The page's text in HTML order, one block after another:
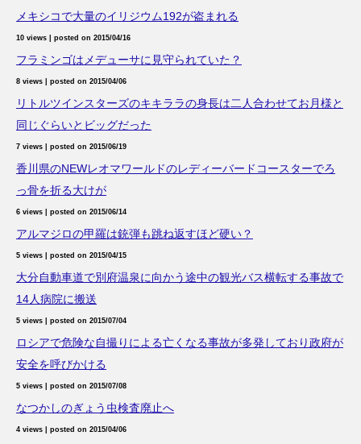
メキシコで大量のイリジウム192が盗まれる
10 views posted on 2015/04/16
フラミンゴはメデューサに見守られていた？
8 views posted on 2015/04/06
リトルツインスターズのキキララの身長は二人合わせてお月様と
同じぐらいとビッグだった
7 views posted on 2015/06/19
香川県のNEWレオマワールドのレディーバードコースターでろ
っ骨を折る大けが
6 views posted on 2015/06/14
アルマジロの甲羅は銃弾も跳ね返すほど硬い？
5 views posted on 2015/04/15
大分自動車道で別府温泉に向かう途中の観光バス横転する事故で
14人病院に搬送
5 views posted on 2015/07/04
ロシアで危険な自撮りによる亡くなる事故が多発しており政府が
安全を呼びかける
5 views posted on 2015/07/08
なつかしのぎょう虫検査廃止へ
4 views posted on 2015/04/06